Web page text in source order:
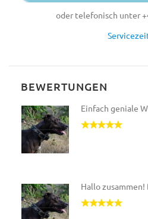
oder telefonisch unter
BEWERTUNGEN
Einfach geniale
Hallo zusammen!